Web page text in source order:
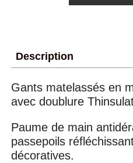
Description
Gants matelassés en
avec doublure
Paume de main
passepoils
décoratives.